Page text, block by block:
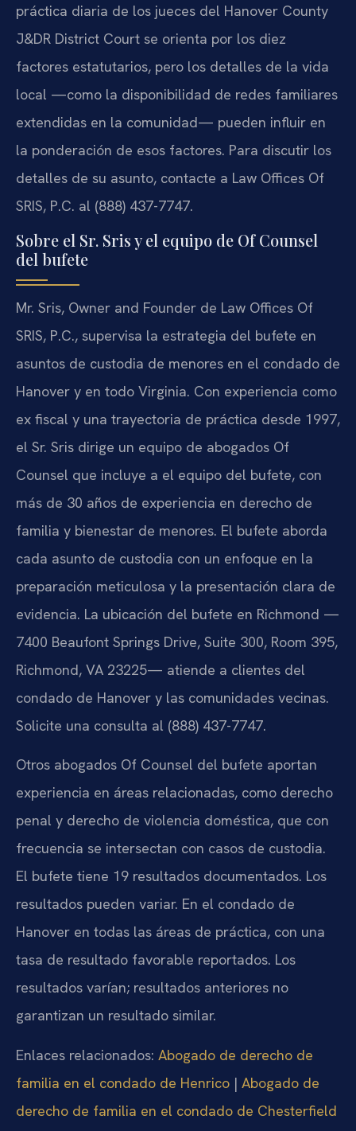
práctica diaria de los jueces del Hanover County
J&DR District Court se orienta por los diez
factores estatutarios, pero los detalles de la vida
local —como la disponibilidad de redes familiares
extendidas en la comunidad— pueden influir en
la ponderación de esos factores. Para discutir los
detalles de su asunto, contacte a Law Offices Of
SRIS, P.C. al (888) 437-7747.
Sobre el Sr. Sris y el equipo de Of Counsel
del bufete
Mr. Sris, Owner and Founder de Law Offices Of
SRIS, P.C., supervisa la estrategia del bufete en
asuntos de custodia de menores en el condado de
Hanover y en todo Virginia. Con experiencia como
ex fiscal y una trayectoria de práctica desde 1997,
el Sr. Sris dirige un equipo de abogados Of
Counsel que incluye a el equipo del bufete, con
más de 30 años de experiencia en derecho de
familia y bienestar de menores. El bufete aborda
cada asunto de custodia con un enfoque en la
preparación meticulosa y la presentación clara de
evidencia. La ubicación del bufete en Richmond —
7400 Beaufont Springs Drive, Suite 300, Room 395,
Richmond, VA 23225— atiende a clientes del
condado de Hanover y las comunidades vecinas.
Solicite una consulta al (888) 437-7747.
Otros abogados Of Counsel del bufete aportan
experiencia en áreas relacionadas, como derecho
penal y derecho de violencia doméstica, que con
frecuencia se intersectan con casos de custodia.
El bufete tiene 19 resultados documentados. Los
resultados pueden variar. En el condado de
Hanover en todas las áreas de práctica, con una
tasa de resultado favorable reportados. Los
resultados varían; resultados anteriores no
garantizan un resultado similar.
Enlaces relacionados: Abogado de derecho de
familia en el condado de Henrico | Abogado de
derecho de familia en el condado de Chesterfield